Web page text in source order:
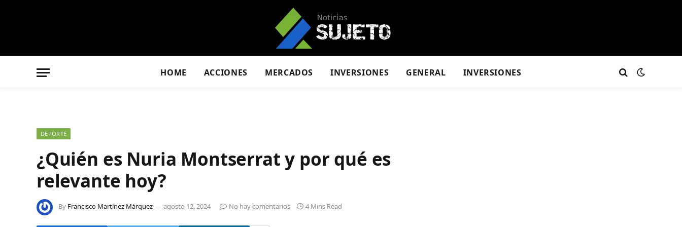
HOME ACCIONES MERCADOS INVERSIONES GENERAL INVERSIONES
DEPORTE
¿Quién es Nuria Montserrat y por qué es
relevante hoy?
By Francisco Martínez Márquez agosto 12, 2024 No hay comentarios 4 Mins Read